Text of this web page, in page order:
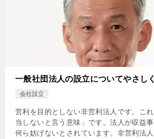
一般社団法人の設立についてやさし
会社設立
営利を目的としない非営利法人です。こ
当しないと言う意味」です。法人が収益
何ら妨げないとされています。非営利法